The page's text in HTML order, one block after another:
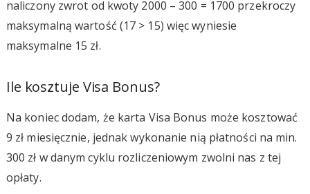
naliczony zwrot od kwoty 2000 – 300 = 1700 przekroczy
maksymalną wartość (17 > 15) więc wyniesie
maksymalne 15 zł.
Ile kosztuje Visa Bonus?
Na koniec dodam, że karta Visa Bonus może kosztować
9 zł miesięcznie, jednak wykonanie nią płatności na min.
300 zł w danym cyklu rozliczeniowym zwolni nas z tej
opłaty.